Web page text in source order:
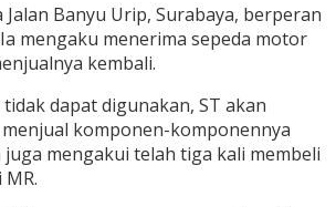
Jalan Banyu Urip, Surabaya, berperan
mengaku menerima sepeda motor
kembali.
dapat digunakan, ST akan
komponen-komponennya
juga mengakui telah tiga kali membeli